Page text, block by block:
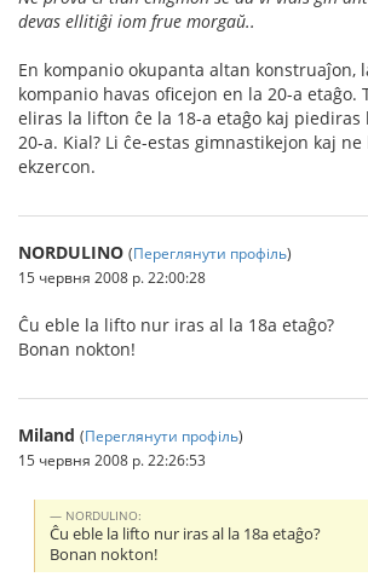
devas ellitiĝi iom frue morgaŭ..
En kompanio okupanta altan konstruaĵon,
kompanio havas oficejon en la 20-a etaĝo.
eliras la lifton ĉe la 18-a etaĝo kaj piediras
20-a. Kial? Li ĉe-estas gimnastikejon kaj ne
ekzercon.
NORDULINO (Переглянути профіль)
15 червня 2008 р. 22:00:28
Ĉu eble la lifto nur iras al la 18a etaĝo?
Bonan nokton!
Miland (Переглянути профіль)
15 червня 2008 р. 22:26:53
NORDULINO:
Ĉu eble la lifto nur iras al la 18a etaĝo?
Bonan nokton!